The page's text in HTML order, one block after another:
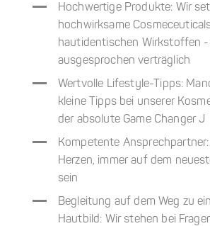
Hochwertige Produkte: Wir
hochwirksame
hautidentischen Wirkstoffen
ausgesprochen verträglich
Wertvolle Lifestyle-Tipps:
kleine Tipps bei unserer
der absolute Game Changer J
Kompetente
Herzen, immer auf dem
sein
Begleitung auf dem Weg zu
Hautbild: Wir stehen bei